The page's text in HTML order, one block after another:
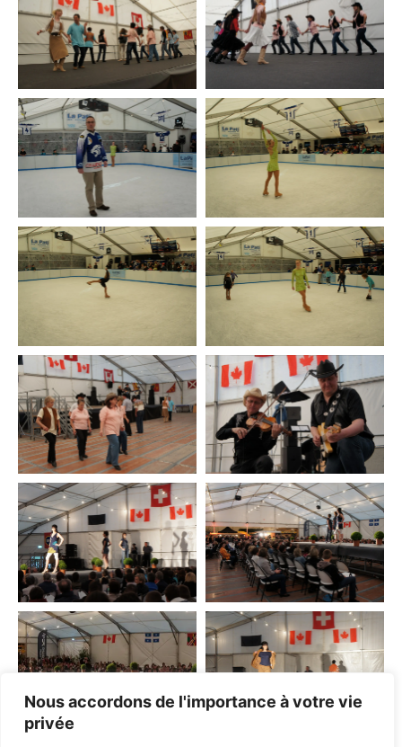
Nous accordons de l'importance à votre vie
privée